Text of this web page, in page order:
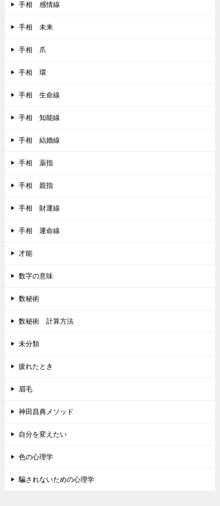
手相 感情線
手相 未来
手相 爪
手相 環
手相 生命線
手相 知能線
手相 結婚線
手相 薬指
手相 親指
手相 財運線
手相 運命線
才能
数字の意味
数秘術
数秘術 計算方法
未分類
疲れたとき
眉毛
神田昌典メソッド
自分を変えたい
色の心理学
騙されないための心理学